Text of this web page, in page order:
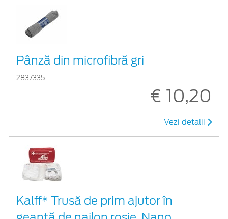
Pânză din microfibră gri
2837335
€ 10,20
Vezi detalii
Kalff* Trusă de prim ajutor în